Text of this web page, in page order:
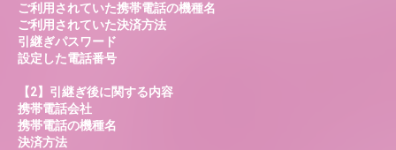
ご利用されていた携帯電話の機種名
ご利用されていた決済方法
引継ぎパスワード
設定した電話番号
【2】引継ぎ後に関する内容
携帯電話会社
携帯電話の機種名
決済方法